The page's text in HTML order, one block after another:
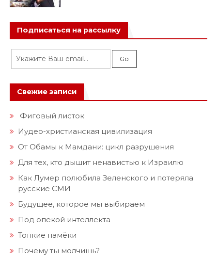
Подписаться на рассылку
Свежие записи
Фиговый листок
Иудео-христианская цивилизация
От Обамы к Мамдани: цикл разрушения
Для тех, кто дышит ненавистью к Израилю
Как Лумер полюбила Зеленского и потеряла
русские СМИ
Будущее, которое мы выбираем
Под опекой интеллекта
Тонкие намёки
Почему ты молчишь?